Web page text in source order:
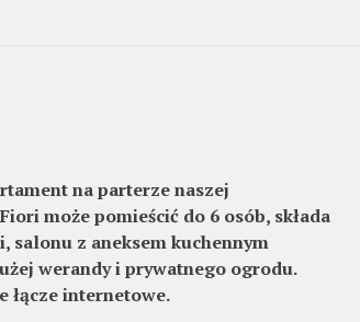
na parterze naszej
może pomieścić do 6 osób, składa
salonu z aneksem kuchennym
werandy i prywatnego ogrodu.
łącze internetowe.